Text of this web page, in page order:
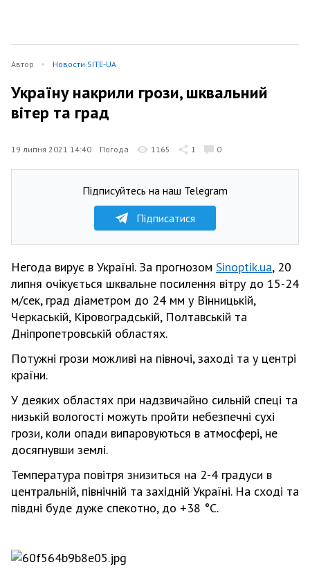
Автор Новости SITE-UA
Україну накрили грози, шквальний
вітер та град
19 липня 2021 14:40 Погода 1165 1 0
Підписуйтесь на наш Telegram
Підписатися
Негода вирує в Україні. За прогнозом Sinoptik.ua, 20
липня очікується шквальне посилення вітру до 15-24
м/сек, град діаметром до 24 мм у Вінницькій,
Черкаській, Кіровоградській, Полтавській та
Дніпропетровській областях.
Потужні грози можливі на півночі, заході та у центрі
країни.
У деяких областях при надзвичайно сильній спеці та
низькій вологості можуть пройти небезпечні сухі
грози, коли опади випаровуються в атмосфері, не
досягнувши землі.
Температура повітря знизиться на 2-4 градуси в
центральній, північній та західній Україні. На сході та
півдні буде дуже спекотно, до +38 °С.